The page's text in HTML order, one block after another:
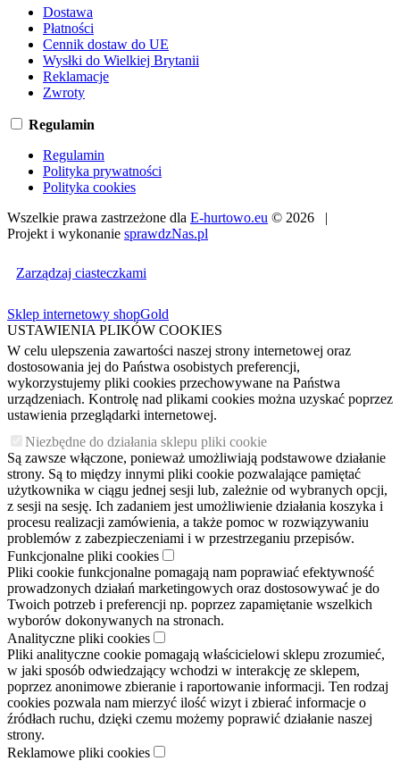
Dostawa
Płatności
Cennik dostaw do UE
Wysłki do Wielkiej Brytanii
Reklamacje
Zwroty
Regulamin
Regulamin
Polityka prywatności
Polityka cookies
Wszelkie prawa zastrzeżone dla E-hurtowo.eu © 2026 |
Projekt i wykonanie sprawdzNas.pl
Zarządzaj ciasteczkami
Sklep internetowy shopGold
USTAWIENIA PLIKÓW COOKIES
W celu ulepszenia zawartości naszej strony internetowej oraz
dostosowania jej do Państwa osobistych preferencji,
wykorzystujemy pliki cookies przechowywane na Państwa
urządzeniach. Kontrolę nad plikami cookies można uzyskać poprzez
ustawienia przeglądarki internetowej.
Niezbędne do działania sklepu pliki cookie
Są zawsze włączone, ponieważ umożliwiają podstawowe działanie
strony. Są to między innymi pliki cookie pozwalające pamiętać
użytkownika w ciągu jednej sesji lub, zależnie od wybranych opcji,
z sesji na sesję. Ich zadaniem jest umożliwienie działania koszyka i
procesu realizacji zamówienia, a także pomoc w rozwiązywaniu
problemów z zabezpieczeniami i w przestrzeganiu przepisów.
Funkcjonalne pliki cookies
Pliki cookie funkcjonalne pomagają nam poprawiać efektywność
prowadzonych działań marketingowych oraz dostosowywać je do
Twoich potrzeb i preferencji np. poprzez zapamiętanie wszelkich
wyborów dokonywanych na stronach.
Analityczne pliki cookies
Pliki analityczne cookie pomagają właścicielowi sklepu zrozumieć,
w jaki sposób odwiedzający wchodzi w interakcję ze sklepem,
poprzez anonimowe zbieranie i raportowanie informacji. Ten rodzaj
cookies pozwala nam mierzyć ilość wizyt i zbierać informacje o
źródłach ruchu, dzięki czemu możemy poprawić działanie naszej
strony.
Reklamowe pliki cookies